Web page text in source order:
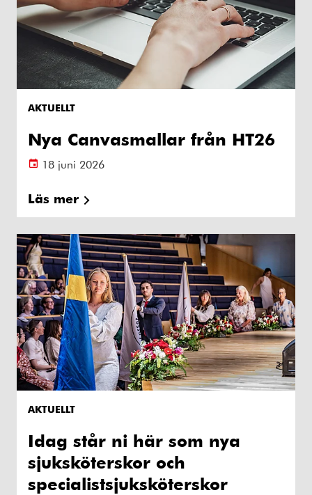
AKTUELLT
Nya Canvasmallar från HT26
18 juni 2026
Läs mer
AKTUELLT
Idag står ni här som nya
sjuksköterskor och
specialistsjuksköterskor